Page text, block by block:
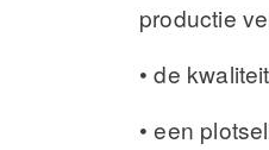
productie
• de
• een